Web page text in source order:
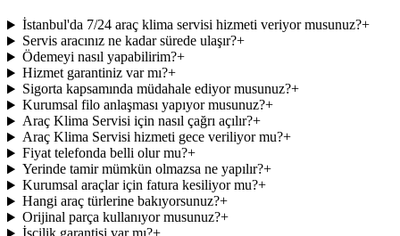
İstanbul'da 7/24 araç klima servisi hizmeti veriyor musunuz?+
Servis aracınız ne kadar sürede ulaşır?+
Ödemeyi nasıl yapabilirim?+
Hizmet garantiniz var mı?+
Sigorta kapsamında müdahale ediyor musunuz?+
Kurumsal filo anlaşması yapıyor musunuz?+
Araç Klima Servisi için nasıl çağrı açılır?+
Araç Klima Servisi hizmeti gece veriliyor mu?+
Fiyat telefonda belli olur mu?+
Yerinde tamir mümkün olmazsa ne yapılır?+
Kurumsal araçlar için fatura kesiliyor mu?+
Hangi araç türlerine bakıyorsunuz?+
Orijinal parça kullanıyor musunuz?+